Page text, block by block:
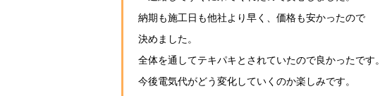
納期も施工日も他社より早く、価格も安かったので
決めました。
全体を通してテキパキとされていたので良かったです。
今後電気代がどう変化していくのか楽しみです。